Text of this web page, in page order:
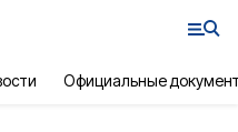
Официальные